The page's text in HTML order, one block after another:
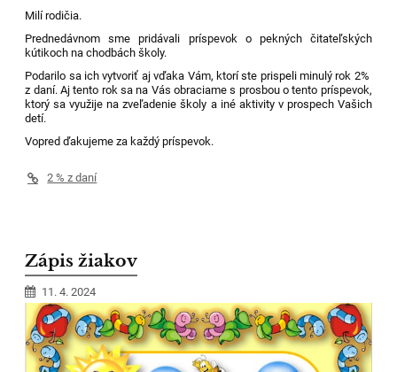
Milí rodičia.
Prednedávnom sme pridávali príspevok o pekných čitateľských
kútikoch na chodbách školy.
Podarilo sa ich vytvoriť aj vďaka Vám, ktorí ste prispeli minulý rok 2%
z daní. Aj tento rok sa na Vás obraciame s prosbou o tento príspevok,
ktorý sa využije na zveľadenie školy a iné aktivity v prospech Vašich
detí.
Vopred ďakujeme za každý príspevok.
2 % z daní
Zápis žiakov
11. 4. 2024